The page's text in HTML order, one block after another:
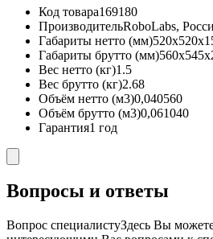
Код товара169180
ПроизводительRoboLabs,
Габариты нетто (мм)
Габариты брутто (мм)
Вес нетто (кг)1.5
Вес брутто (кг)2.68
Объём нетто (м3)0,040560
Объём брутто (м3)0,061040
Гарантия1 год
Вопросы и ответы
Вопрос специалистуЗдесь Вы